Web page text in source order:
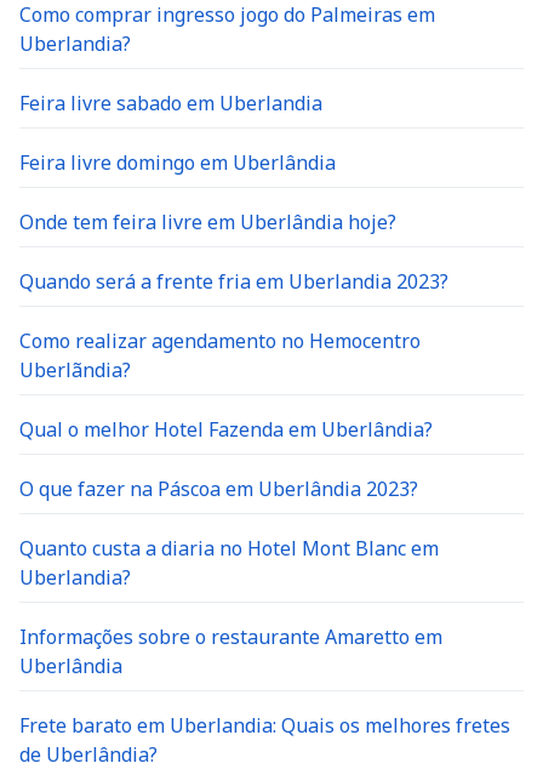
Como comprar ingresso jogo do Palmeiras em
Uberlandia?
Feira livre sabado em Uberlandia
Feira livre domingo em Uberlândia
Onde tem feira livre em Uberlândia hoje?
Quando será a frente fria em Uberlandia 2023?
Como realizar agendamento no Hemocentro
Uberlãndia?
Qual o melhor Hotel Fazenda em Uberlândia?
O que fazer na Páscoa em Uberlândia 2023?
Quanto custa a diaria no Hotel Mont Blanc em
Uberlandia?
Informações sobre o restaurante Amaretto em
Uberlândia
Frete barato em Uberlandia: Quais os melhores fretes
de Uberlândia?